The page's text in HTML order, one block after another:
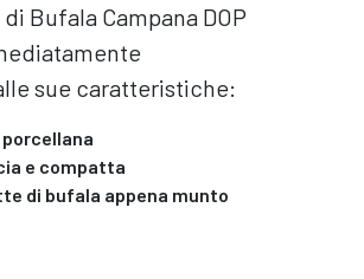
Bufala Campana DOP
sue caratteristiche:
e compatta
di bufala appena munto